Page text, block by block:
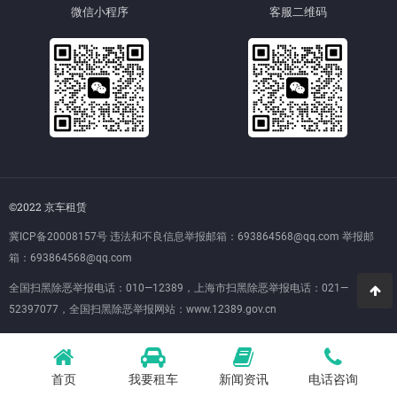
微信小程序 客服二维码
©2022 京车租赁
冀ICP备20008157号 违法和不良信息举报邮箱：693864568@qq.com 举报邮
箱：693864568@qq.com
全国扫黑除恶举报电话：010—12389，上海市扫黑除恶举报电话：021—
52397077，全国扫黑除恶举报网站： www.12389.gov.cn
首页 我要租车 新闻资讯 电话咨询